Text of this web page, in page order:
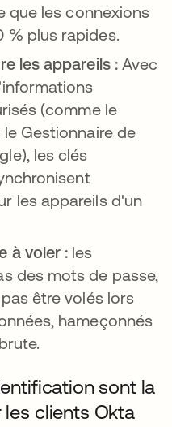
dans un nouvel onglet
que les connexions
% plus rapides.
les appareils :Avec
(comme le
Gestionnaire de
les clés
les appareils d'un
à voler : les
des mots de passe,
être volés lors
hameçonnés
sont la
clients Okta